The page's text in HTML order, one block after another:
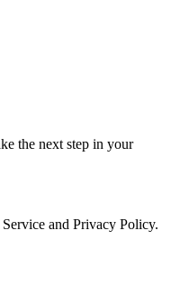
the next step in your
and Privacy Policy.